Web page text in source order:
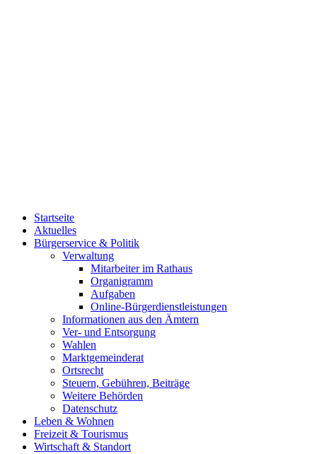
Startseite
Aktuelles
Bürgerservice & Politik
Verwaltung
Mitarbeiter im Rathaus
Organigramm
Aufgaben
Online-Bürgerdienstleistungen
Informationen aus den Ämtern
Ver- und Entsorgung
Wahlen
Marktgemeinderat
Ortsrecht
Steuern, Gebühren, Beiträge
Weitere Behörden
Datenschutz
Leben & Wohnen
Freizeit & Tourismus
Wirtschaft & Standort